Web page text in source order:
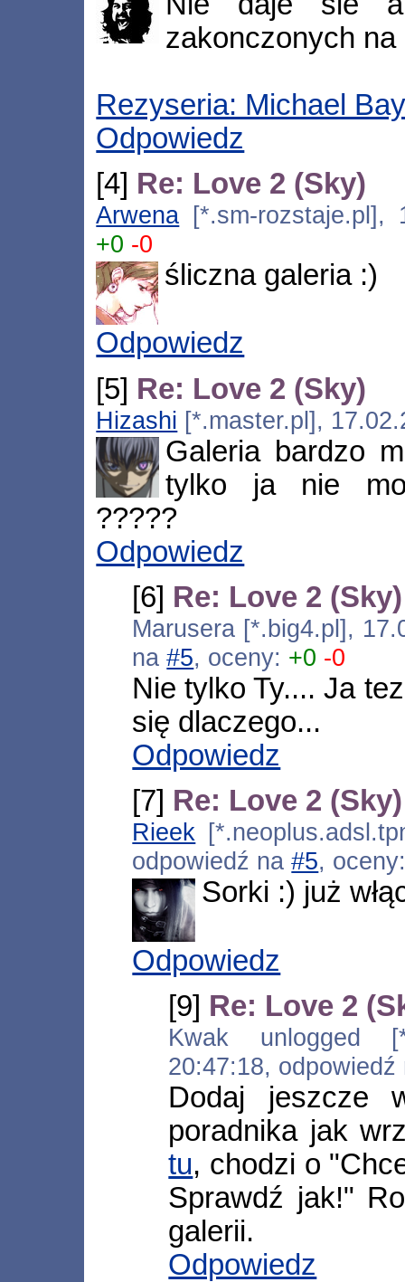
zakonczonych na
Rezyseria: Michael
Odpowiedz
[4] Re: Love 2 (Sky)
Arwena [*.sm-rozstaje.pl],
+0 -0
śliczna galeria :)
Odpowiedz
[5] Re: Love 2 (Sky)
Hizashi [*.master.pl],
Galeria bardzo
tylko ja nie
?????
Odpowiedz
[6] Re: Love 2 (Sky)
Marusera [*.big4.pl],
na#5, oceny: +0 -0
Nie tylko Ty.... Ja
się dlaczego...
Odpowiedz
[7] Re: Love 2 (Sky)
Rieek
odpowiedź na#5,
Sorki :) już
Odpowiedz
[9] Re: Love 2
Kwak unlogged
20:47:18,
Dodaj jeszcze
poradnika jak
tu, chodzi o
Sprawdź jak!"
galerii.
Odpowiedz